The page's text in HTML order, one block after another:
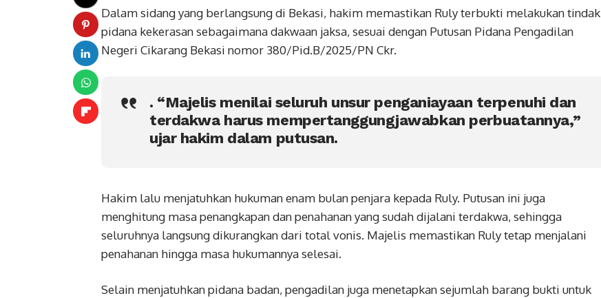
Dalam sidang yang berlangsung di Bekasi, hakim memastikan Ruly terbukti melakukan tindak
pidana kekerasan sebagaimana dakwaan jaksa, sesuai dengan Putusan Pidana Pengadilan
Negeri Cikarang Bekasi nomor 380/Pid.B/2025/PN Ckr.
. “Majelis menilai seluruh unsur penganiayaan terpenuhi dan
terdakwa harus mempertanggungjawabkan perbuatannya,”
ujar hakim dalam putusan.
Hakim lalu menjatuhkan hukuman enam bulan penjara kepada Ruly. Putusan ini juga
menghitung masa penangkapan dan penahanan yang sudah dijalani terdakwa, sehingga
seluruhnya langsung dikurangkan dari total vonis. Majelis memastikan Ruly tetap menjalani
penahanan hingga masa hukumannya selesai.
Selain menjatuhkan pidana badan, pengadilan juga menetapkan sejumlah barang bukti untuk